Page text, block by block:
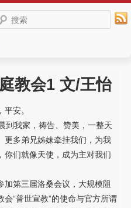
索
教会1 文/王怡
安。
到我家，祷告、赞美，一整天
更多弟兄姊妹牵挂我们，为我
你们就像天使，成为主对我们
加第三届洛桑会议，大规模阻
“普世宣教”的使命与官方所谓